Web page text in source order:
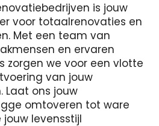
is jouw
voor totaalrenovaties en
Met een team van
en ervaren
zorgen we voor een vlotte
van jouw
Laat ons jouw
omtoveren tot ware
levensstijl